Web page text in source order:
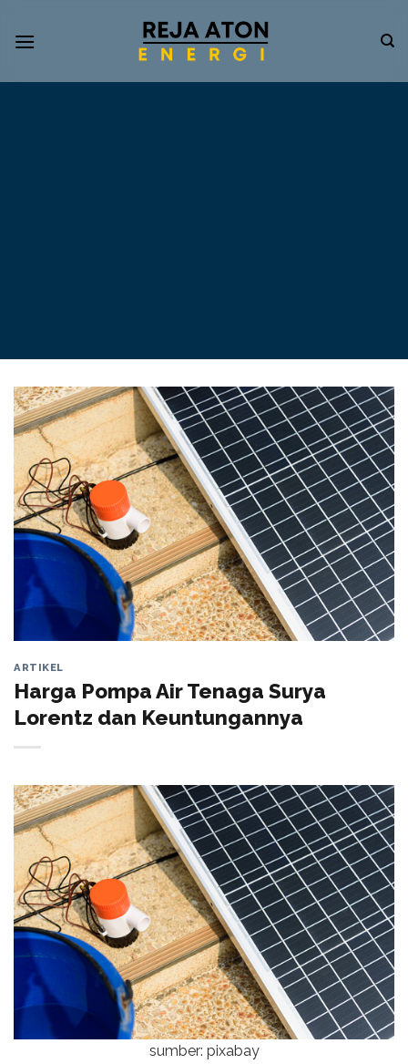
Informasi
ARTIKEL
Harga Pompa Air Tenaga Surya
Lorentz dan Keuntungannya
sumber: pixabay